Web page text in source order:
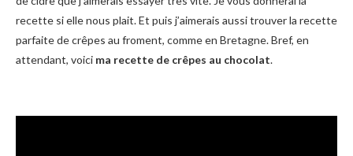
recette si elle nous plait. Et puis j’aimerais aussi trouver la recette
parfaite de crêpes au froment, comme en Bretagne. Bref, en
attendant, voici ma recette de crêpes au chocolat.